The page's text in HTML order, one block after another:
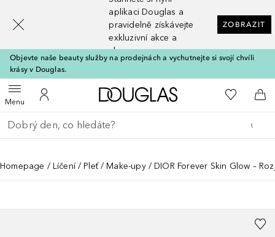
aplikaci Douglas a
pravidelně získávejte
exkluzivní akce a
slevy
ZOBRAZIT
Objevte naše beauty služby na prodejnách a vychutnejte si svojí chvíli
krásy v Douglas.
MenuOtevřít menuK mému účtu
Domů K mému
Do
Vraťte se
Proveďte vyhledávání
Homepage Líčení Pleť Make-upy DIOR Forever Skin Glow –
[navigation.slideout.screenreader]